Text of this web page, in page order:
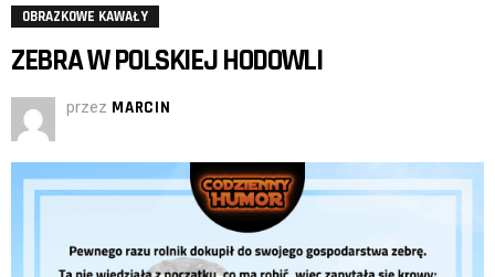
OBRAZKOWE KAWAŁY
ZEBRA W POLSKIEJ HODOWLI
przez MARCIN